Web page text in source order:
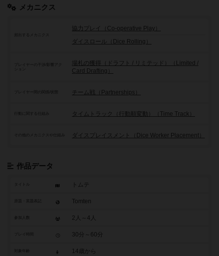
メカニクス
頻出するメカニクス
協力プレイ（Co-operative Play）
ダイスロール（Dice Rolling）
プレイヤーの干渉/影響アク
場札の獲得（ドラフト / リミテッド）（Limited /
Card Drafting）
プレイヤー間の関係/状態 チーム戦（Partnerships）
行動に関する仕組み タイムトラック（行動順変動）（Time Track）
その他のメカニクスや仕組み ダイスプレイスメント（Dice Worker Placement）
作品データ
タイトル トムテ
Tomten
参加人数 2人～4人
30分～60分
14歳から